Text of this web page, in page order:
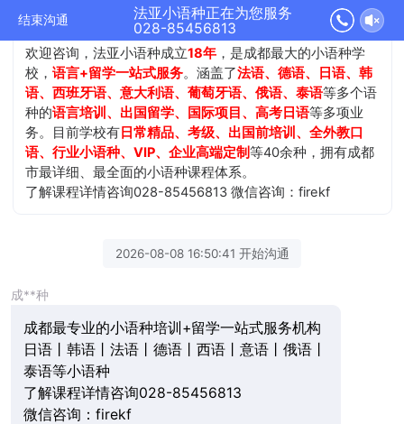
结束沟通
法亚小语种正在为您服务
028-85456813
欢迎咨询，法亚小语种成立18年 ，是成都最大的小语种学
校，语言+留学一站式服务。涵盖了法语、德语、日语、韩
语、西班牙语、意大利语、葡萄牙语、俄语、泰语等多个语
种的语言培训、出国留学、国际项目、高考日语等多项业
务。目前学校有 日常精品、考级、出国前培训、全外教口
语、行业小语种、VIP、企业高端定制等40余种，拥有成都
市最详细、最全面的小语种课程体系。
了解课程详情咨询028-85456813 微信咨询：firekf
2026-08-08 16:50:41 开始沟通
成**种
成都最专业的小语种培训+留学一站式服务机构
日语丨韩语丨法语丨德语丨西语丨意语丨俄语丨
泰语等小语种
了解课程详情咨询028-85456813
微信咨询：firekf